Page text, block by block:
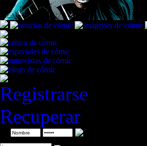
Registrarse
Recuperar